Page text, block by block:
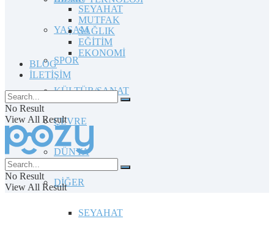
YAŞAM
SPOR
KÜLTÜR/SANAT
ÇEVRE
DÜNYA
DİĞER
SEYAHAT
SEYAHAT
MUTFAK
SAĞLIK
EĞİTİM
EKONOMİ
BLOG
İLETİŞİM
No Result
View All Result
No Result
View All Result